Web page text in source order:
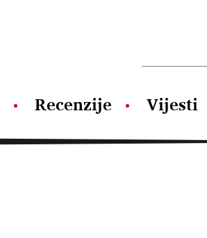
Recenzije Vijesti